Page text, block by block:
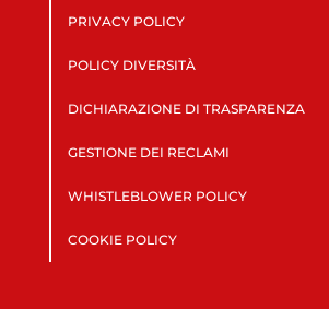
PRIVACY POLICY
POLICY DIVERSITÀ
DICHIARAZIONE DI TRASPARENZA
GESTIONE DEI RECLAMI
WHISTLEBLOWER POLICY
COOKIE POLICY